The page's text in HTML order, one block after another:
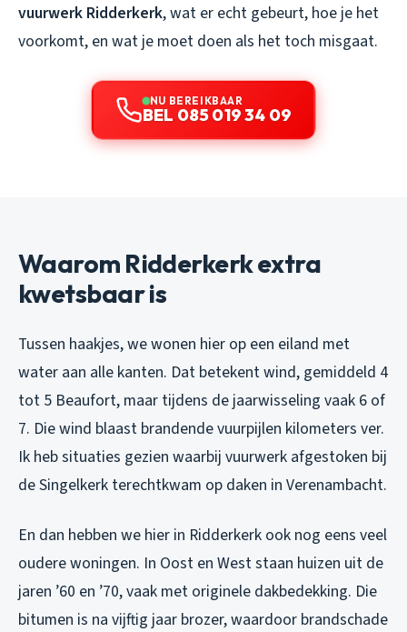
vuurwerk Ridderkerk, wat er echt gebeurt, hoe je het
voorkomt, en wat je moet doen als het toch misgaat.
NU BEREIKBAAR
BEL 085 019 34 09
Waarom Ridderkerk extra
kwetsbaar is
Tussen haakjes, we wonen hier op een eiland met
water aan alle kanten. Dat betekent wind, gemiddeld 4
tot 5 Beaufort, maar tijdens de jaarwisseling vaak 6 of
7. Die wind blaast brandende vuurpijlen kilometers ver.
Ik heb situaties gezien waarbij vuurwerk afgestoken bij
de Singelkerk terechtkwam op daken in Verenambacht.
En dan hebben we hier in Ridderkerk ook nog eens veel
oudere woningen. In Oost en West staan huizen uit de
jaren ’60 en ’70, vaak met originele dakbedekking. Die
bitumen is na vijftig jaar brozer, waardoor brandschade